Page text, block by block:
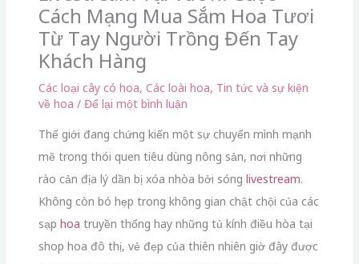
Cách Mạng Mua Sắm Hoa Tươi
Từ Tay Người Trồng Đến Tay
Khách Hàng
Các loại cây có hoa, Các loài hoa, Tin tức và sự kiện
về hoa / Để lại một bình luận
Thế giới đang chứng kiến một sự chuyển mình mạnh
mẽ trong thói quen tiêu dùng nông sản, nơi những
rào cản địa lý dần bị xóa nhòa bởi sóng livestream.
Không còn bó hẹp trong không gian chật chội của các
sạp hoa truyền thống hay những tủ kính điều hòa tại
shop hoa đô thị, vẻ đẹp của thiên nhiên giờ đây được